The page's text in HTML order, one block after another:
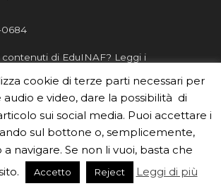
0684
contenuti di EduINAF? Leggi i
Privacy
Cookie
de l'Astronomo risponde, per
foto o i tuoi contributi, scrivici a
[chiocciola] inaf.it oppure
cookie di terze parti necessari per
e video, dare la possibilità di
sui social media. Puoi accettare i
sul bottone o, semplicemente,
navigare. Se non li vuoi, basta che
Accetto Reject Leggi di più